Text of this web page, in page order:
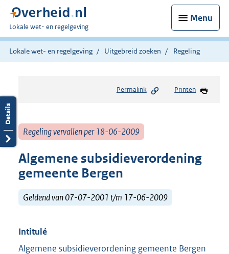
Menu
U
bent
hier:
Lokale wet- en regelgeving
Lokale wet- en regelgeving Uitgebreid zoeken Regeling
Permalink Printen
Regeling vervallen per 18-06-2009
Algemene subsidieverordening
gemeente Bergen
Geldend van 07-07-2001 t/m 17-06-2009
Intitulé
Algemene subsidieverordening gemeente Bergen